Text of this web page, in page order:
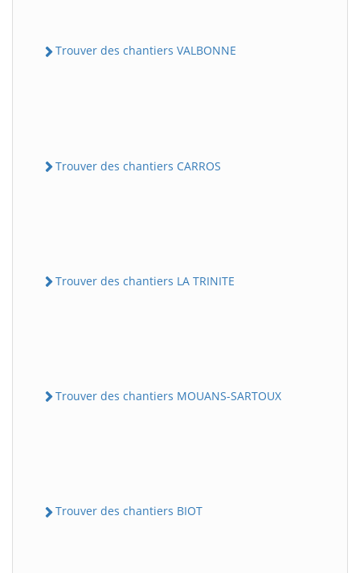
Trouver des chantiers VALBONNE
Trouver des chantiers CARROS
Trouver des chantiers LA TRINITE
Trouver des chantiers MOUANS-SARTOUX
Trouver des chantiers BIOT